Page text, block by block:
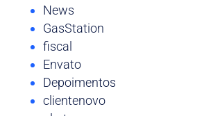
News
GasStation
fiscal
Envato
Depoimentos
clientenovo